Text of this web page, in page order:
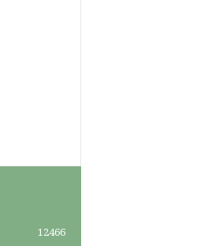
12466